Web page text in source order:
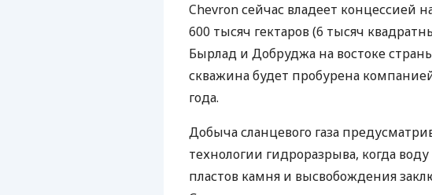
Chevron сейчас владеет концессией
600 тысяч гектаров (6 тысяч
Бырлад и Добруджа на востоке
скважина будет пробурена
года.
Добыча сланцевого газа
технологии гидроразрыва, когда
пластов камня и высвобождения